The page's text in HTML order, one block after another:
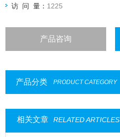
访 问 量： 1225
产品咨询
产品分类 PRODUCT CATEGORY
相关文章 RELATED ARTICLES